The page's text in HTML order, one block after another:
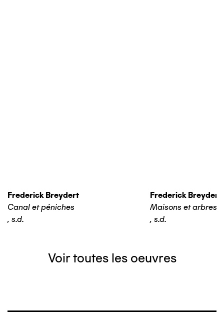
Frederick Breydert
Canal et péniches
, s.d.
Frederick Breydert
Maisons et arbres
, s.d.
Voir toutes les oeuvres